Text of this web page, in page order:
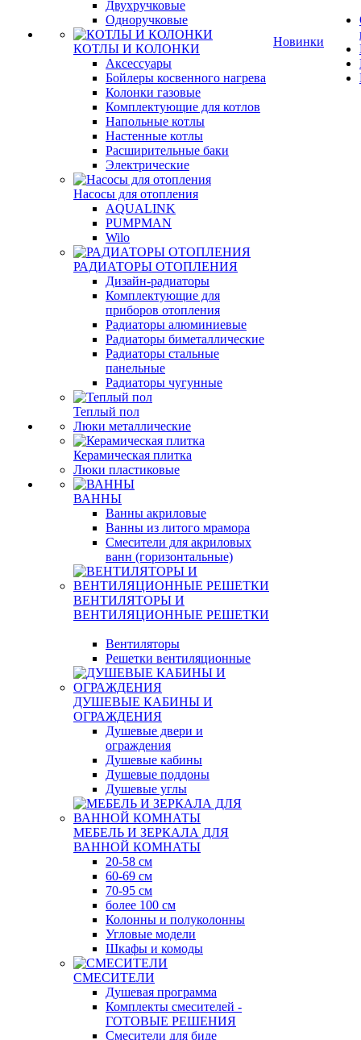
Двухручковые
Одноручковые
КОТЛЫ И КОЛОНКИ
Аксессуары
Бойлеры косвенного нагрева
Колонки газовые
Комплектующие для котлов
Напольные котлы
Настенные котлы
Расширительные баки
Электрические
Насосы для отопления
AQUALINK
PUMPMAN
Wilo
РАДИАТОРЫ ОТОПЛЕНИЯ
Дизайн-радиаторы
Комплектующие для
приборов отопления
Радиаторы алюминиевые
Радиаторы биметаллические
Радиаторы стальные
панельные
Радиаторы чугунные
Теплый пол
Люки металлические
Керамическая плитка
Люки пластиковые
ВАННЫ
Ванны акриловые
Ванны из литого мрамора
Смесители для акриловых
ванн (горизонтальные)
ВЕНТИЛЯТОРЫ И
ВЕНТИЛЯЦИОННЫЕ РЕШЕТКИ
Вентиляторы
Решетки вентиляционные
ДУШЕВЫЕ КАБИНЫ И
ОГРАЖДЕНИЯ
Душевые двери и
ограждения
Душевые кабины
Душевые поддоны
Душевые углы
МЕБЕЛЬ И ЗЕРКАЛА ДЛЯ
ВАННОЙ КОМНАТЫ
20-58 см
60-69 см
70-95 см
более 100 см
Колонны и полуколонны
Угловые модели
Шкафы и комоды
СМЕСИТЕЛИ
Душевая программа
Комплекты смесителей -
ГОТОВЫЕ РЕШЕНИЯ
Смесители для биде
Новинки